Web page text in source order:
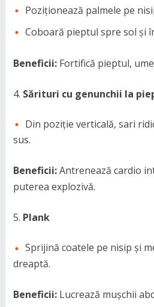
Poziționează palmele pe
Coboară pieptul spre sol și
Beneficii:Fortifică pieptul,
Sărituri cu genunchii la
Din poziție verticală, sari
sus.
Beneficii:Antrenează cardio
puterea explozivă.
Plank
Sprijină coatele pe nisip și
dreaptă.
Beneficii:Lucrează mușchii